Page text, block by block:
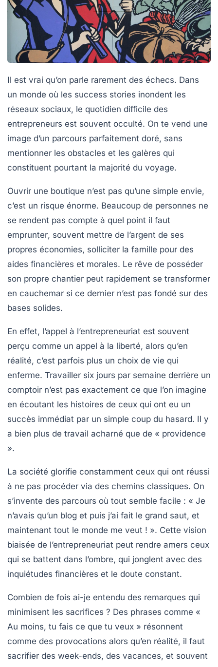
Il est vrai qu’on parle rarement des échecs. Dans
un monde où les success stories inondent les
réseaux sociaux, le quotidien difficile des
entrepreneurs est souvent occulté. On te vend une
image d’un parcours parfaitement doré, sans
mentionner les obstacles et les galères qui
constituent pourtant la majorité du voyage.
Ouvrir une boutique n’est pas qu’une simple envie,
c’est un risque énorme. Beaucoup de personnes ne
se rendent pas compte à quel point il faut
emprunter, souvent mettre de l’argent de ses
propres économies, solliciter la famille pour des
aides financières et morales. Le rêve de posséder
son propre chantier peut rapidement se transformer
en cauchemar si ce dernier n’est pas fondé sur des
bases solides.
En effet, l’appel à l’entrepreneuriat est souvent
perçu comme un appel à la liberté, alors qu’en
réalité, c’est parfois plus un choix de vie qui
enferme. Travailler six jours par semaine derrière un
comptoir n’est pas exactement ce que l’on imagine
en écoutant les histoires de ceux qui ont eu un
succès immédiat par un simple coup du hasard. Il y
a bien plus de travail acharné que de « providence
».
La société glorifie constamment ceux qui ont réussi
à ne pas procéder via des chemins classiques. On
s’invente des parcours où tout semble facile : « Je
n’avais qu’un blog et puis j’ai fait le grand saut, et
maintenant tout le monde me veut ! ». Cette vision
biaisée de l’entrepreneuriat peut rendre amers ceux
qui se battent dans l’ombre, qui jonglent avec des
inquiétudes financières et le doute constant.
Combien de fois ai-je entendu des remarques qui
minimisent les sacrifices ? Des phrases comme «
Au moins, tu fais ce que tu veux » résonnent
comme des provocations alors qu’en réalité, il faut
sacrifier des week-ends, des vacances, et souvent